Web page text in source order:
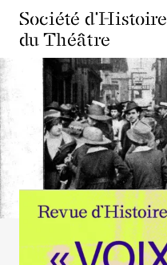
Société d'Histoire
du Théâtre